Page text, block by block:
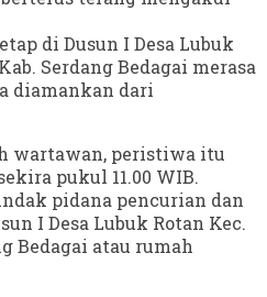
di Dusun I Desa Lubuk
Serdang Bedagai merasa
diamankan dari
wartawan, peristiwa itu
pukul 11.00 WIB.
pidana pencurian dan
I Desa Lubuk Rotan Kec.
Bedagai atau rumah